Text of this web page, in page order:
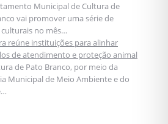
Municipal de Cultura de
vai promover uma série de
no mês…
reúne instituições para alinhar
de atendimento e proteção animal
de Pato Branco, por meio da
Municipal de Meio Ambiente e do